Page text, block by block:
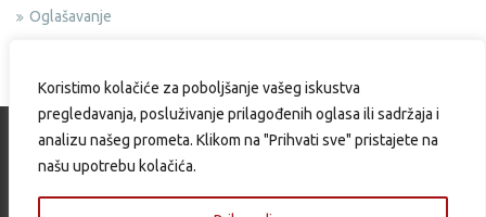
Koristimo kolačiće za poboljšanje vašeg iskustva
pregledavanja, posluživanje prilagođenih oglasa ili sadržaja i
analizu našeg prometa. Klikom na "Prihvati sve" pristajete na
našu upotrebu kolačića.
Oglašavanje
Copyright © 2015 Okusi.eu | Web design & Development by: